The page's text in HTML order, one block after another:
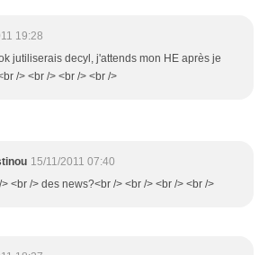
19:28
jutiliserais decyl, j'attends mon HE après je
/> <br /> <br /> <br />
15/11/2011 07:40
<br /> des news?<br /> <br /> <br /> <br />